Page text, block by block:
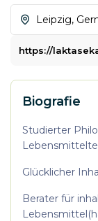
Leipzig,
https://
Biografie
Studierter
Glücklicher
Berater für